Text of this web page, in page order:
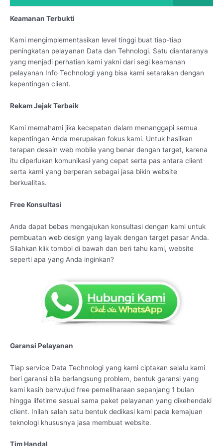
Keamanan Terbukti
Kami mengimplementasikan level tinggi buat tiap-tiap
peningkatan pelayanan Data dan Tehnologi. Satu diantaranya
yang menjadi perhatian kami yakni dari segi keamanan
pelayanan Info Technologi yang bisa kami setarakan dengan
kepentingan client.
Rekam Jejak Terbaik
Kami memahami jika kecepatan dalam menanggapi semua
kepentingan Anda merupakan fokus kami. Untuk hasilkan
terapan desain web mobile yang benar dengan target, karena
itu diperlukan komunikasi yang cepat serta pas antara client
serta kami yang berperan sebagai jasa bikin website
berkualitas.
Free Konsultasi
Anda dapat bebas mengajukan konsultasi dengan kami untuk
pembuatan web design yang layak dengan target pasar Anda.
Silahkan klik tombol di bawah dan beri tahu kami, website
seperti apa yang Anda inginkan?
Garansi Pelayanan
Tiap service Data Technologi yang kami ciptakan selalu kami
beri garansi bila berlangsung problem, bentuk garansi yang
kami kasih berwujud free pemeliharaan sepanjang 1 bulan
hingga lifetime sesuai sama paket pelayanan yang dikehendaki
client. Inilah salah satu bentuk dedikasi kami pada kemajuan
teknologi khususnya jasa membuat website.
Tim Handal